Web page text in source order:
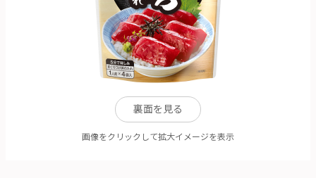
裏面を見る
画像をクリックして拡大イメージを表示